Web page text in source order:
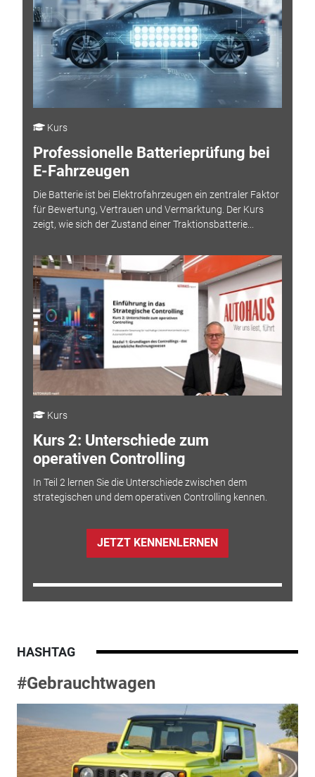
Kurs
Professionelle Batterieprüfung bei
E-Fahrzeugen
Die Batterie ist bei Elektrofahrzeugen ein zentraler Faktor
für Bewertung, Vertrauen und Vermarktung. Der Kurs
zeigt, wie sich der Zustand einer Traktionsbatterie...
Kurs
Kurs 2: Unterschiede zum
operativen Controlling
In Teil 2 lernen Sie die Unterschiede zwischen dem
strategischen und dem operativen Controlling kennen.
JETZT KENNENLERNEN
HASHTAG
#Gebrauchtwagen